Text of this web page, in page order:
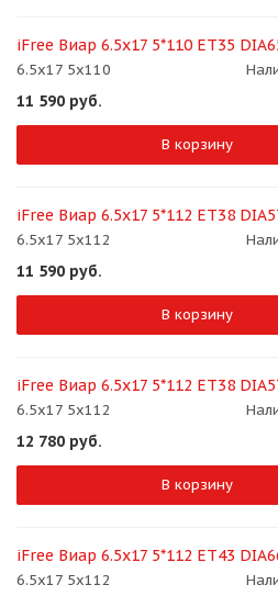
iFree Виар 6.5x17 5*110 ET35
6.5x17 5x110
11 590 руб.
В корзину
iFree Виар 6.5x17 5*112 ET38
6.5x17 5x112
11 590 руб.
В корзину
iFree Виар 6.5x17 5*112 ET38
6.5x17 5x112
12 780 руб.
В корзину
iFree Виар 6.5x17 5*112 ET43
6.5x17 5x112